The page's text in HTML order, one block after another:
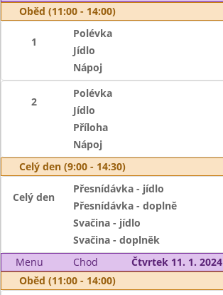
Oběd (11:00 - 14:00)
1
Polévka
Jídlo
Nápoj
2
Polévka
Jídlo
Příloha
Nápoj
Celý den (9:00 - 14:30)
Celý den
Přesnídávka - jídlo
Přesnídávka - doplně
Svačina - jídlo
Svačina - doplněk
Menu
Chod
Čtvrtek 11. 1. 2024
Oběd (11:00 - 14:00)